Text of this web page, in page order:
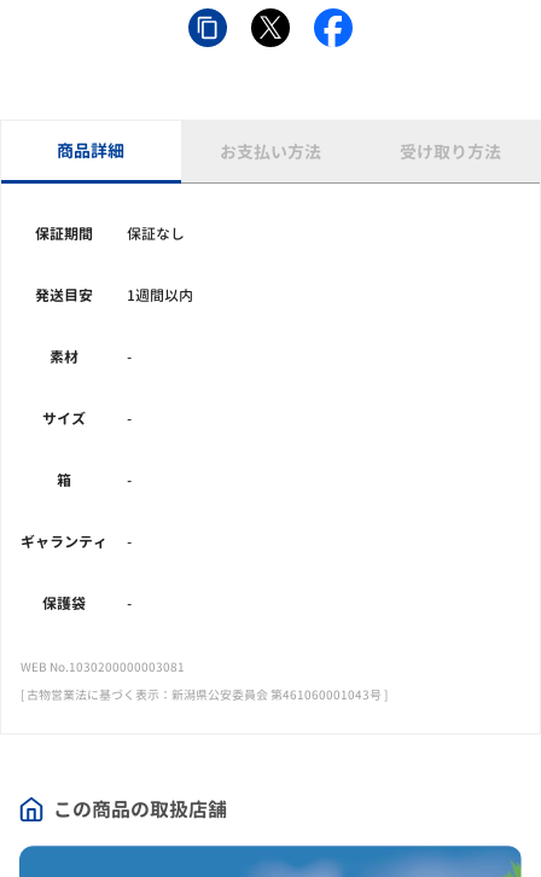
この商品の取扱店舗
商品詳細 お支払い方法 受け取り方法
保証期間 保証なし
発送目安 1週間以内
素材 -
サイズ -
箱 -
ギャランティ -
保護袋 -
WEB No.1030200000003081
[ 古物営業法に基づく表示：新潟県公安委員会 第461060001043号 ]